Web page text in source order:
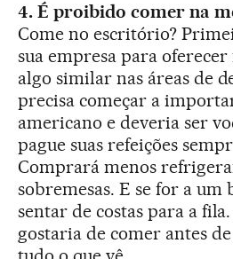
4. É proibido comer na
Come no escritório?
sua empresa para
algo similar nas áreas de
precisa começar a
americano e deveria ser
pague suas refeições
Comprará menos
sobremesas. E se for a
sentar de costas para a
gostaria de comer antes